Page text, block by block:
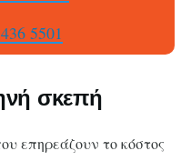
5501
σκεπή
επηρεάζουν το κόστος